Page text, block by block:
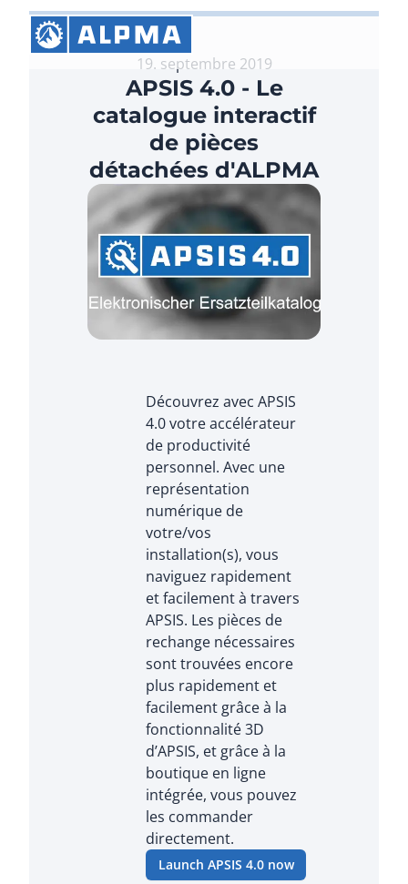
19. septembre 2019
APSIS 4.0 - Le
catalogue interactif
de pièces
détachées d'ALPMA
Découvrez avec APSIS
4.0 votre accélérateur
de productivité
personnel. Avec une
représentation
numérique de
votre/vos
installation(s), vous
naviguez rapidement
et facilement à travers
APSIS. Les pièces de
rechange nécessaires
sont trouvées encore
plus rapidement et
facilement grâce à la
fonctionnalité 3D
d’APSIS, et grâce à la
boutique en ligne
intégrée, vous pouvez
les commander
directement.
Launch APSIS 4.0 now
Lien externe